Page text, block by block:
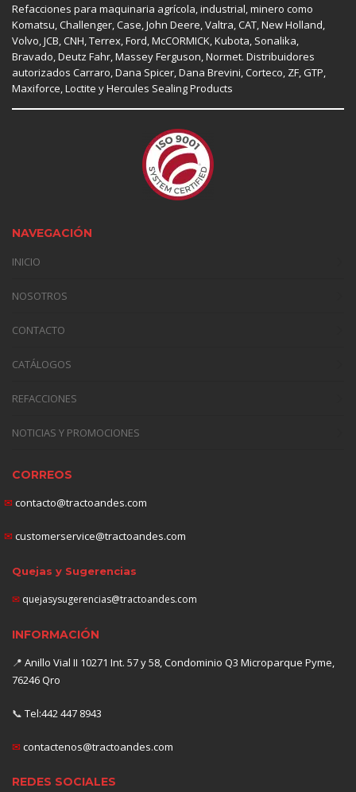
Refacciones para maquinaria agrícola, industrial, minero como
Komatsu, Challenger, Case John Deere , Valtra, CAT New Holland
Volvo, JCB CNH , Terrex, Ford , McCORMICK, Kubota , Sonalika,
Bravado, Deutz Fahr, Massey Ferguson Normet. Distribuidores
autorizados Carraro Dana Spicer , Dana Brevini, Corteco ZF GTP
Maxiforce, Loctite y Hercules Sealing Products
NAVEGACIÓN
INICIO
NOSOTROS
CONTACTO
CATÁLOGOS
REFACCIONES
NOTICIAS Y PROMOCIONES
CORREOS
✉ contacto@tractoandes.com
✉ customerservice@tractoandes.com
Quejas y Sugerencias
✉ quejasysugerencias@tractoandes.com
INFORMACIÓN
📍 Anillo Vial II 10271 Int. 57 y 58, Condominio Q3 Microparque Pyme,
76246 Qro
📞 Tel:442 447 8943
✉ contactenos@tractoandes.com
REDES SOCIALES